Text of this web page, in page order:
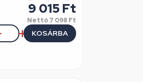
9 015 Ft
Nettó7 098 Ft
KOSÁRBA